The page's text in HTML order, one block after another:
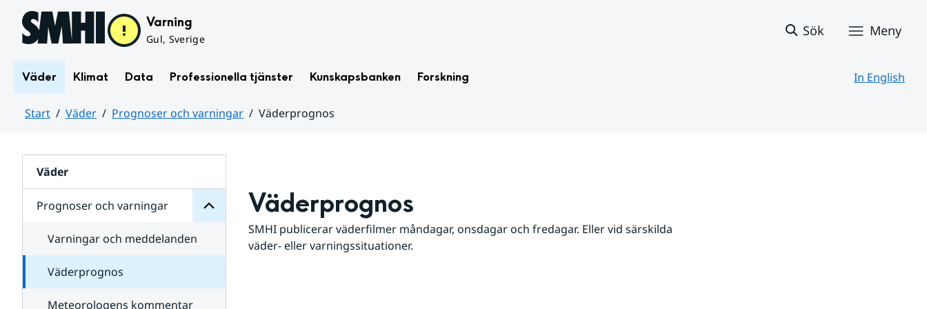
Hoppa till sidans innehåll Varning
Gul, Sverige
Sök Meny
Väder Klimat Data Professionella tjänster Kunskapsbanken Forskning In English
Start Väder Prognoser och varningar
Väderprognos
Väder
Prognoser och varningar
för
varningar
Varningar och meddelanden
Väderprognos
Meteorologens kommentar
Väderprognos
SMHI publicerar väderfilmer måndagar, onsdagar och fredagar. Eller vid särskilda
väder- eller varningssituationer.